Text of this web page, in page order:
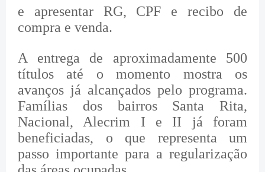
e apresentar RG, CPF e recibo de
compra e venda.
A entrega de aproximadamente 500
títulos até o momento mostra os
avanços já alcançados pelo programa.
Famílias dos bairros Santa Rita,
Nacional, Alecrim I e II já foram
beneficiadas, o que representa um
passo importante para a regularização